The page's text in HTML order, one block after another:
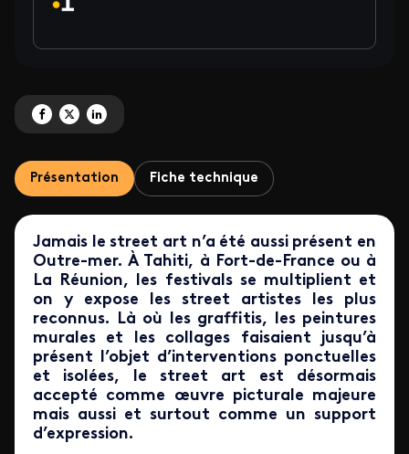
Partagez 'Outre-mer Street Art' sur Facebook
Partagez 'Outre-mer Street Art' sur X
Partagez 'Outre-mer Street Art' sur LinkedIn
Présentation Fiche technique
Jamais le street art n’a été aussi présent en
Outre-mer. À Tahiti, à Fort-de-France ou à
La Réunion, les festivals se multiplient et
on y expose les street artistes les plus
reconnus. Là où les graffitis, les peintures
murales et les collages faisaient jusqu’à
présent l’objet d’interventions ponctuelles
et isolées, le street art est désormais
accepté comme œuvre picturale majeure
mais aussi et surtout comme un support
d’expression.